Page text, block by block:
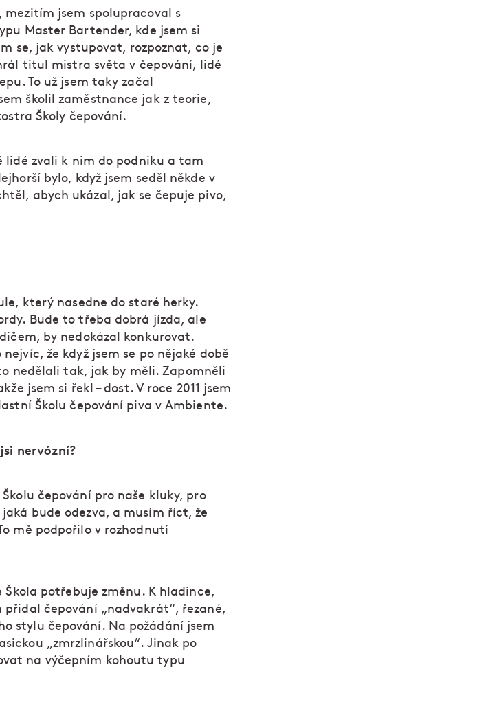
jsem spolupracoval s
Master Bartender, kde jsem si
se, jak vystupovat, rozpoznat, co je
titul mistra světa v čepování, lidé
To už jsem taky začal
školil zaměstnance jak z teorie,
Školy čepování.
lidé zvali k nim do podniku a tam
bylo, když jsem seděl někde v
abych ukázal, jak se čepuje pivo,
který nasedne do staré herky.
Bude to třeba dobrá jízda, ale
by nedokázal konkurovat.
že když jsem se po nějaké době
nedělali tak, jak by měli. Zapomněli
jsem si řekl – dost. V roce 2011 jsem
Školu čepování piva v Ambiente.
nervózní?
čepování pro naše kluky, pro
bude odezva, a musím říct, že
mě podpořilo v rozhodnutí
potřebuje změnu. K hladince,
čepování „nadvakrát“, řezané,
stylu čepování. Na požádání jsem
„zmrzlinářskou“. Jinak po
na výčepním kohoutu typu